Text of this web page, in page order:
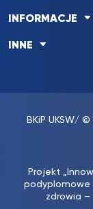
INFORMACJE
INNE
BKiP UKSW/ ©
Projekt
podyplomowe
zdrowia –